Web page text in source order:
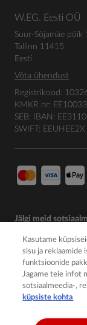
W.EG. Eesti OÜ
Suur-Sõjamäe põik
Tallinn 11415
Eesti
Võta ühendust
Registrikood:
KMKR nr:
SEB: IBAN:
SWIFT: EEUHEE2X
Jälgi meid
Kasutame
sisu ja reklaamide
funktsioonide
Jagame teie infot
sotsiaalmeedia-,
küpsiste kohta